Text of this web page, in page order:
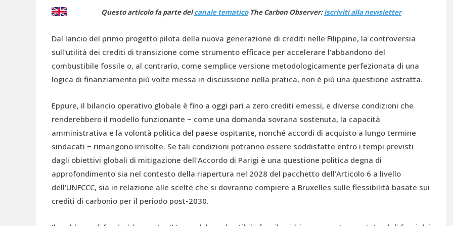
Questo articolo fa parte delcanale tematicoThe Carbon Observer:iscriviti alla newsletter
Dal lancio del primo progetto pilota della nuova generazione di crediti nelle Filippine, la controversia
sull'utilità dei crediti di transizione come strumento efficace per accelerare l'abbandono del
combustibile fossile o, al contrario, come semplice versione metodologicamente perfezionata di una
logica di finanziamento più volte messa in discussione nella pratica, non è più una questione astratta.
Eppure, il bilancio operativo globale è fino a oggi pari a zero crediti emessi, e diverse condizioni che
renderebbero il modello funzionante − come una domanda sovrana sostenuta, la capacità
amministrativa e la volontà politica del paese ospitante, nonché accordi di acquisto a lungo termine
sindacati − rimangono irrisolte. Se tali condizioni potranno essere soddisfatte entro i tempi previsti
dagli obiettivi globali di mitigazione dell'Accordo di Parigi è una questione politica degna di
approfondimento sia nel contesto della riapertura nel 2028 del pacchetto dell'Articolo 6 a livello
dell'UNFCCC, sia in relazione alle scelte che si dovranno compiere a Bruxelles sulle flessibilità basate sui
crediti di carbonio per il periodo post-2030.